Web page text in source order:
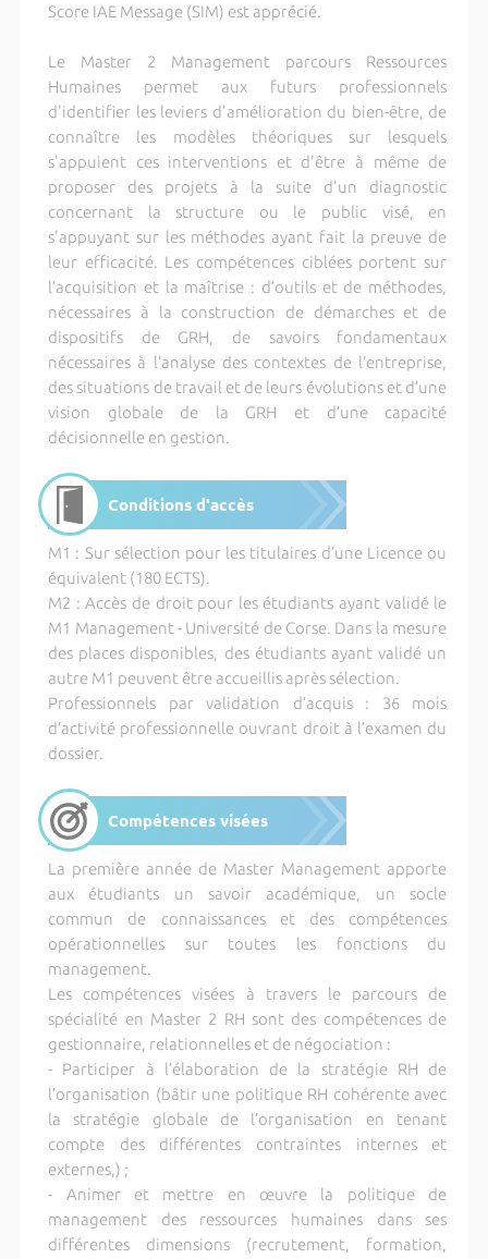
Score IAE Message (SIM) est apprécié.
Le Master 2 Management parcours Ressources
Humaines permet aux futurs professionnels
d'identifier les leviers d'amélioration du bien-être, de
connaître les modèles théoriques sur lesquels
s'appuient ces interventions et d'être à même de
proposer des projets à la suite d'un diagnostic
concernant la structure ou le public visé, en
s'appuyant sur les méthodes ayant fait la preuve de
leur efficacité. Les compétences ciblées portent sur
l’acquisition et la maîtrise : d’outils et de méthodes,
nécessaires à la construction de démarches et de
dispositifs de GRH, de savoirs fondamentaux
nécessaires à l’analyse des contextes de l’entreprise,
des situations de travail et de leurs évolutions et d’une
vision globale de la GRH et d’une capacité
décisionnelle en gestion.
Conditions d'accès
M1 : Sur sélection pour les titulaires d’une Licence ou
équivalent (180 ECTS).
M2 : Accès de droit pour les étudiants ayant validé le
M1 Management - Université de Corse. Dans la mesure
des places disponibles, des étudiants ayant validé un
autre M1 peuvent être accueillis après sélection.
Professionnels par validation d’acquis : 36 mois
d’activité professionnelle ouvrant droit à l’examen du
dossier.
Compétences visées
La première année de Master Management apporte
aux étudiants un savoir académique, un socle
commun de connaissances et des compétences
opérationnelles sur toutes les fonctions du
management.
Les compétences visées à travers le parcours de
spécialité en Master 2 RH sont des compétences de
gestionnaire, relationnelles et de négociation :
- Participer à l’élaboration de la stratégie RH de
l’organisation (bâtir une politique RH cohérente avec
la stratégie globale de l’organisation en tenant
compte des différentes contraintes internes et
externes,) ;
- Animer et mettre en œuvre la politique de
management des ressources humaines dans ses
différentes dimensions (recrutement, formation,